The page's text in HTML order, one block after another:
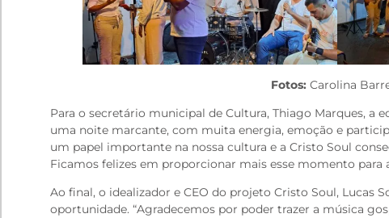
Fotos: Carolina
Para o secretário municipal de Cultura, Thiago Marques, a
uma noite marcante, com muita energia, emoção e
um papel importante na nossa cultura e a Cristo Soul
Ficamos felizes em proporcionar mais esse momento para
Ao final, o idealizador e CEO do projeto Cristo Soul, Lucas
oportunidade. “Agradecemos por poder trazer a música